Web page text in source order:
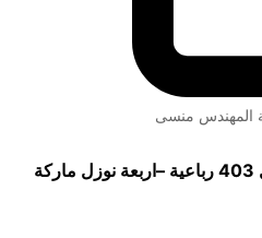
المهندس منسى
–اربعة نوزل ماركة